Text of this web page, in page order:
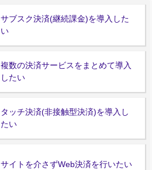
サブスク決済(継続課金)を導入した
い
複数の決済サービスをまとめて導入
したい
タッチ決済(非接触型決済)を導入し
たい
サイトを介さずWeb決済を行いたい